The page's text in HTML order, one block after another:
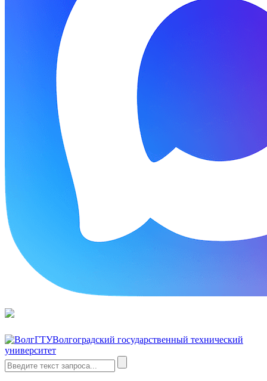
Волгоградский государственный технический
университет